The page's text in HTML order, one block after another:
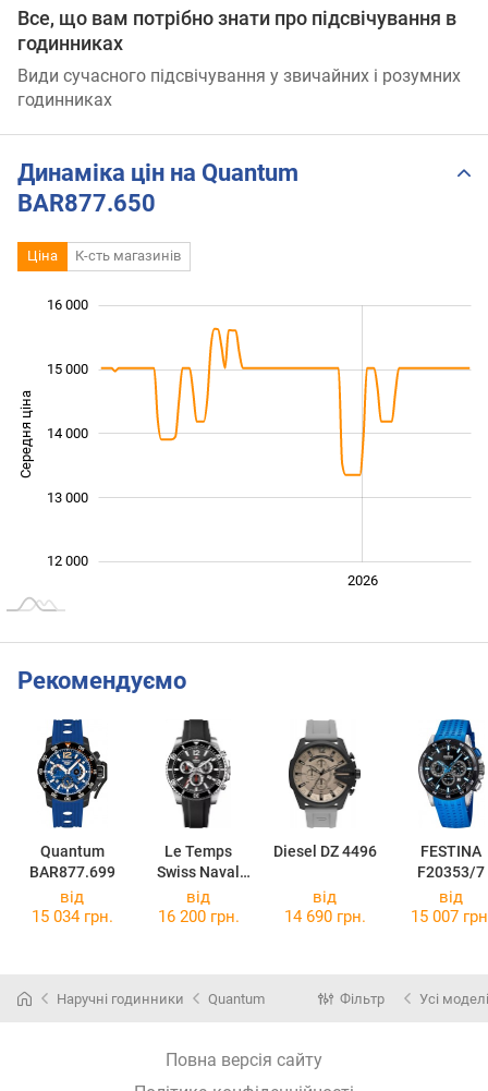
Все, що вам потрібно знати про підсвічування в
годинниках
Види сучасного підсвічування у звичайних і розумних
годинниках
Динаміка цін на Quantum
BAR877.650
Ціна К-сть магазинів
Середня ціна 12 000
12 000
13 000
14 000
15 000
16 000
2026
Рекомендуємо
Quantum
BAR877.699
Le Temps
Swiss Naval
Patrol
LT1044.01BR0
Diesel DZ 4496
FESTINA
F20353/7
від
15 034 грн.
від
16 200 грн.
від
14 690 грн.
від
15 007
Наручні годинники Quantum Фільтр Усі моделі
Повна версія сайту